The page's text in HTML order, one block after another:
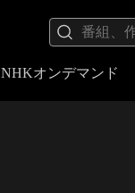
NHKオンデマンド